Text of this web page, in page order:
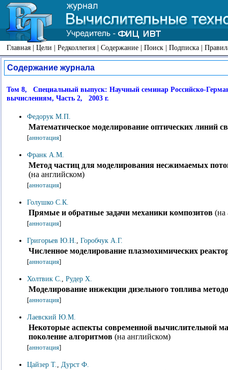
Главная | Цели | Редколлегия | Содержание | Поиск | Подписка |
Содержание журнала
Том 8, Специальный выпуск: Научный семинар Российско-
вычислениям, Часть 2, 2003 г.
Федорук М.П.
Математическое моделирование оптических линий
[аннотация]
Франк А.М.
Метод частиц для моделирования несжимаемых
(на английском)
[аннотация]
Голушко С.К.
Прямые и обратные задачи механики композитов (на
[аннотация]
Григорьев Ю.Н., Горобчук А.Г.
Численное моделирование плазмохимических
[аннотация]
Холтвик С., Рудер Х.
Моделирование инжекции дизельного топлива
[аннотация]
Лаевский Ю.М.
Некоторые аспекты современной вычислительной
поколение алгоритмов (на английском)
[аннотация]
Цайзер Т., Дурст Ф.